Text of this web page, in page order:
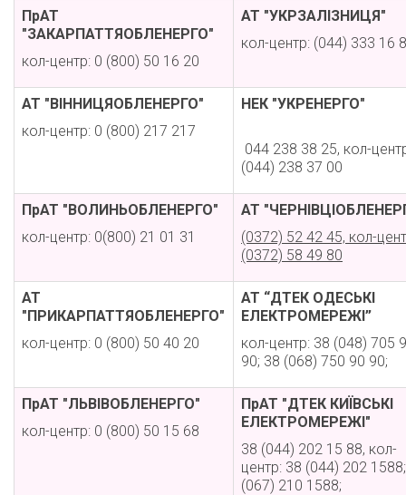
ПрАТ
"ЗАКАРПАТТЯОБЛЕНЕРГО"
кол-центр: 0 (800) 50 16 20
АТ "УКРЗАЛІЗНИЦЯ"
кол-центр: (044) 333 16
АТ "ВІННИЦЯОБЛЕНЕРГО"
кол-центр: 0 (800) 217 217
НЕК "УКРЕНЕРГО"
044 238 38 25, кол-
(044) 238 37 00
ПрАТ "ВОЛИНЬОБЛЕНЕРГО"
кол-центр: 0(800) 21 01 31
АТ
(0372) 52 42 45, кол-
(0372) 58 49 80
АТ
"ПРИКАРПАТТЯОБЛЕНЕРГО"
кол-центр: 0 (800) 50 40 20
АТ “ДТЕК ОДЕСЬКІ
ЕЛЕКТРОМЕРЕЖІ”
кол-центр: 38 (048) 705
90; 38 (068) 750 90 90;
ПрАТ "ЛЬВІВОБЛЕНЕРГО"
кол-центр: 0 (800) 50 15 68
ПрАТ "ДТЕК КИЇВСЬКІ
ЕЛЕКТРОМЕРЕЖІ"
38 (044) 202 15 88, кол-
центр: 38 (044) 202
(067) 210 1588;